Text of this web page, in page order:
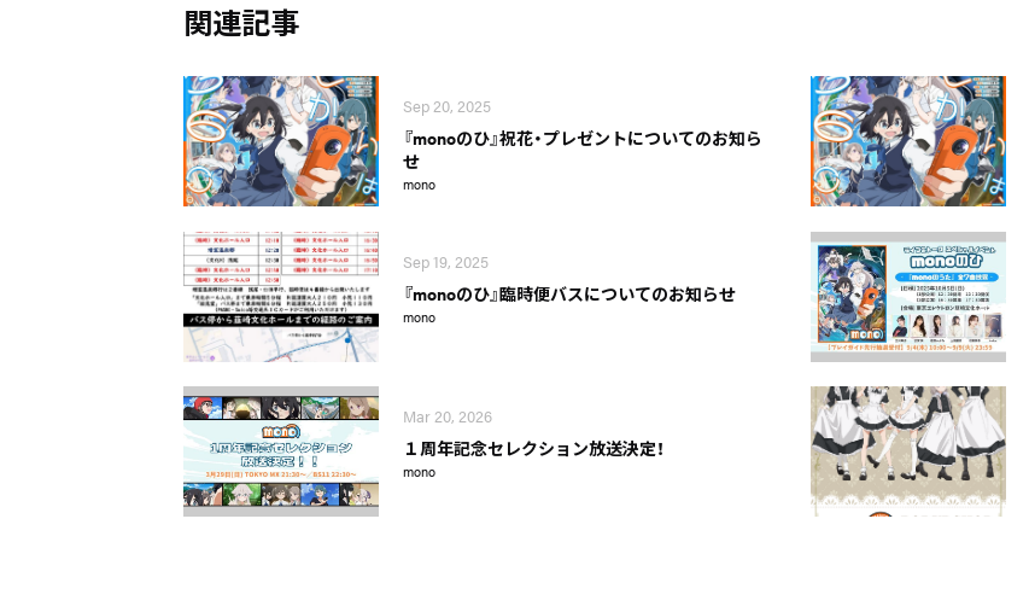
関連記事
Sep 20, 2025
『monoのひ』祝花・プレゼントについてのお知ら
せ
mono
Sep 19, 2025
『monoのひ』臨時便バスについてのお知らせ
mono
Mar 20, 2026
１周年記念セレクション放送決定！
mono